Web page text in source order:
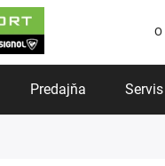
O
Predajňa Servis